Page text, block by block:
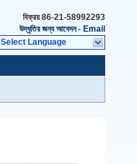
বিক্রয়86-21-58992293
উদ্ধৃতির জন্য আবেদন- Email
Select Language